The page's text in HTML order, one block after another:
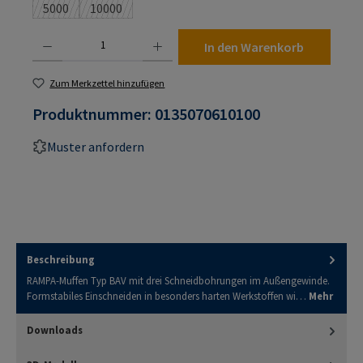
5000(Diese Option ist zurzeit nicht verfügbar.)
10000(Diese Option ist zurzeit nicht verfügbar.)
In den Warenkorb
Zum Merkzettel hinzufügen
Produktnummer: 0135070610100
Muster anfordern
Beschreibung
RAMPA-Muffen Typ BAV mit drei Schneidbohrungen im Außengewinde.
Formstabiles Einschneiden in besonders harten Werkstoffen wi… Mehr
Downloads